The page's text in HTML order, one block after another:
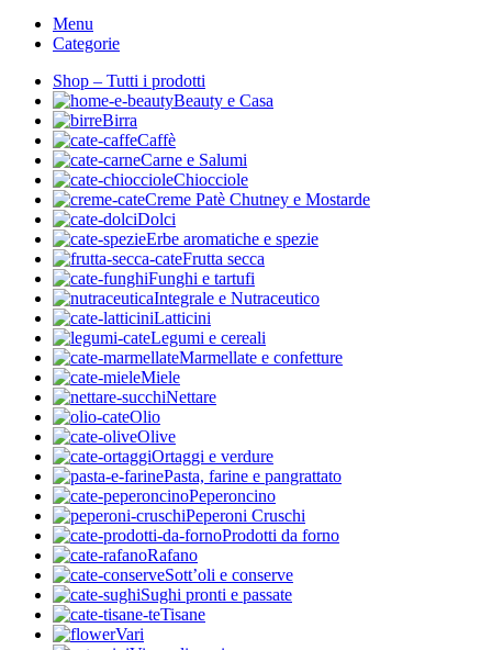
Menu
Categorie
Shop – Tutti i prodotti
Beauty e Casa
Birra
Caffè
Carne e Salumi
Chiocciole
Creme Patè Chutney e Mostarde
Dolci
Erbe aromatiche e spezie
Frutta secca
Funghi e tartufi
Integrale e Nutraceutico
Latticini
Legumi e cereali
Marmellate e confetture
Miele
Nettare
Olio
Olive
Ortaggi e verdure
Pasta, farine e pangrattato
Peperoncino
Peperoni Cruschi
Prodotti da forno
Rafano
Sott’oli e conserve
Sughi pronti e passate
Tisane
Vari